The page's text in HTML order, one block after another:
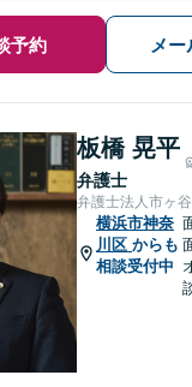
予約 メ
板橋 晃平
弁護士
弁護士法人市ヶ
横浜市神奈
川区 からも
相談受付中